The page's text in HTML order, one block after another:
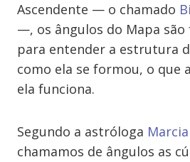
Ascendente — o chamado
—, os ângulos do Mapa
para entender a estrutura
como ela se formou, o que
ela funciona.
Segundo a astróloga
chamamos de ângulos as